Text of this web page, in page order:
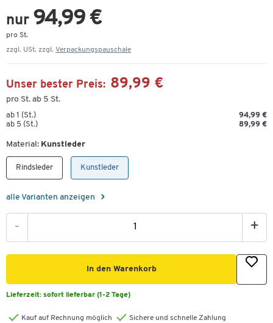
nur 94,99 €
pro St.
zzgl. USt. zzgl. Verpackungspauschale
Unser bester Preis: 89,99 €
pro St. ab 5 St.
ab 1 (St.)
94,99 €
ab 5 (St.)
89,99 €
Material: Kunstleder
Rindsleder Kunstleder
alle Varianten anzeigen
- +
In den Warenkorb
Lieferzeit: sofort lieferbar (1-2 Tage)
Kauf auf Rechnung möglich
Sichere und schnelle Zahlung